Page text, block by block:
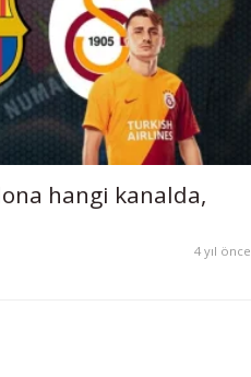
hangi kanalda,
4 yıl önce